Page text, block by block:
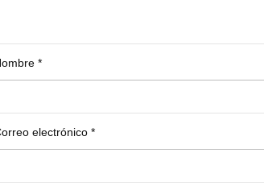
*
electrónico*